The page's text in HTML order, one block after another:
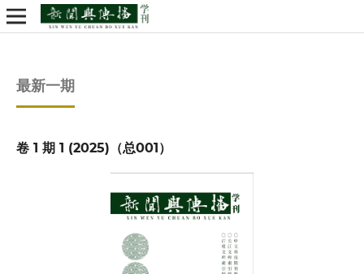
最新一期
卷 1 期 1 (2025)（总001）